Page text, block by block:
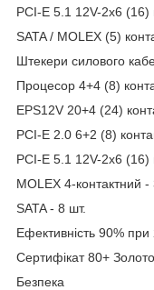
PCI-E 5.1 ​​​​12V-2x6 (16)
SATA / MOLEX (5)
Штекери силового
Процесор 4+4 (8)
EPS12V 20+4 (24)
PCI-E 2.0 6+2 (8)
PCI-E 5.1 ​​​​12V-2x6 (16)
MOLEX 4-контактний -
SATA - 8 шт.
Ефективність 90%
Сертифікат 80+ Золото
Безпека